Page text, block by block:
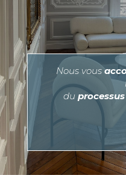
Nous vous
du